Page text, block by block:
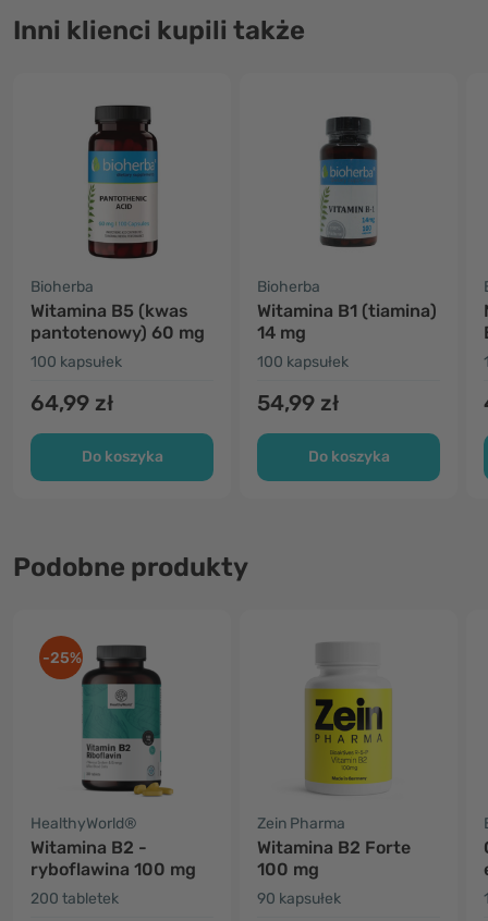
Inni klienci kupili także
Bioherba
Witamina B5 (kwas
pantotenowy) 60 mg
100 kapsułek
64,99 zł
Do koszyka
Bioherba
Witamina B1 (tiamina)
14 mg
100 kapsułek
54,99 zł
Do koszyka
Podobne produkty
-25%
HealthyWorld®
Witamina B2 -
ryboflawina 100 mg
200 tabletek
Zein Pharma
Witamina B2 Forte
100 mg
90 kapsułek